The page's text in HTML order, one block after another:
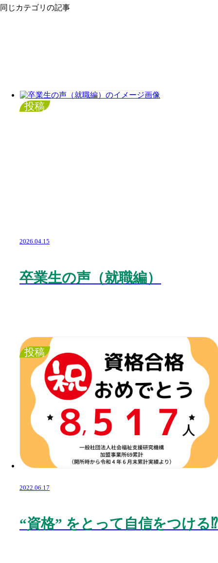
同じカテゴリの記事
投稿
2026.04.15
卒業生の声（就職編）
投稿
2022.06.17
“資格” をとって自信をつける⁉️